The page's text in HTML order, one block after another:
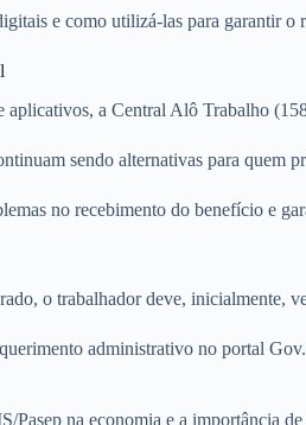
e como utilizá-las para garantir o
a Central Alô Trabalho
sendo alternativas para quem
no recebimento do benefício e
o trabalhador deve, inicialmente,
administrativo no portal
Pasep na economia e a importância